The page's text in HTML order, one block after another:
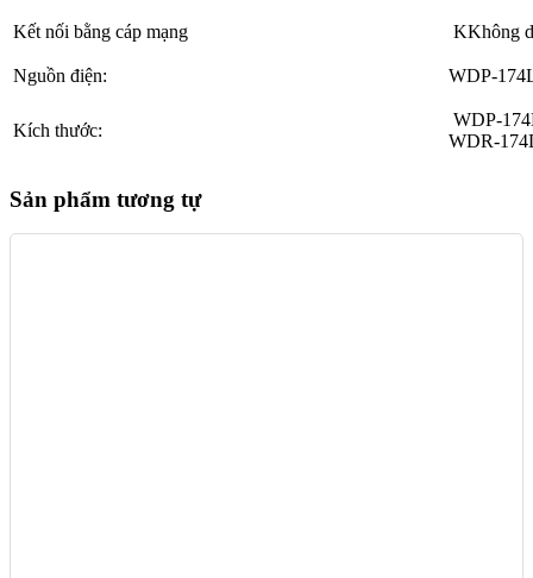
Kết nối bằng cáp mạng KKhông
Nguồn điện: WDP-
Kích thước:
WDP-
WDR-
Sản phẩm tương tự